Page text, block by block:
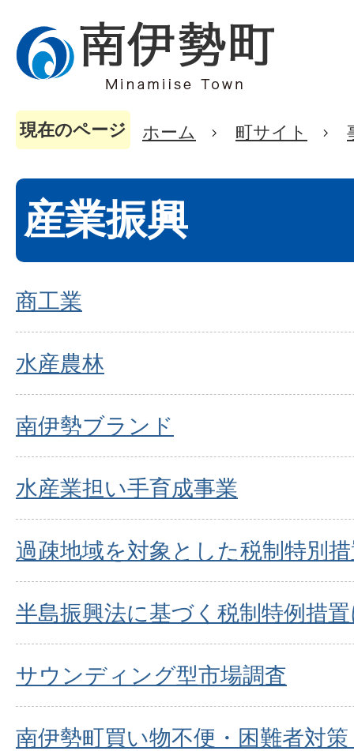
現在のページ ホーム 町サイト
産業振興
商工業
水産農林
南伊勢ブランド
水産業担い手育成事業
過疎地域を対象とした税制特別
半島振興法に基づく税制特例措
サウンディング型市場調査
南伊勢町買い物不便・困難者対